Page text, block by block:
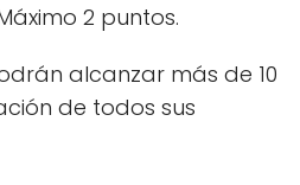
2 puntos.
alcanzar más de 10
de todos sus